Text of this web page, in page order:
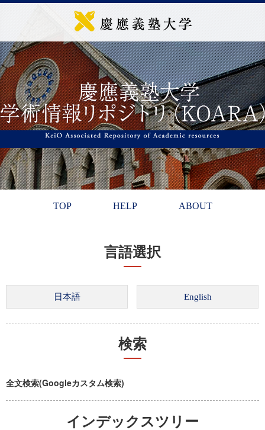
TOP HELP ABOUT
言語選択
検索
全文検索(Googleカスタム検索)
インデックスツリー